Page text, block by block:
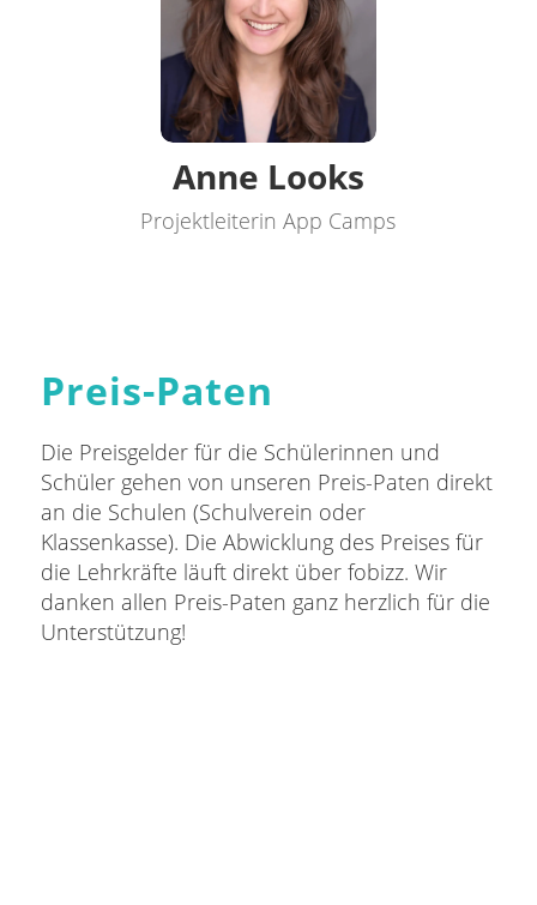
Anne Looks
Projektleiterin App Camps
Preis-Paten
Die Preisgelder für die Schülerinnen und
Schüler gehen von unseren Preis-Paten direkt
an die Schulen (Schulverein oder
Klassenkasse). Die Abwicklung des Preises für
die Lehrkräfte läuft direkt über fobizz. Wir
danken allen Preis-Paten ganz herzlich für die
Unterstützung!